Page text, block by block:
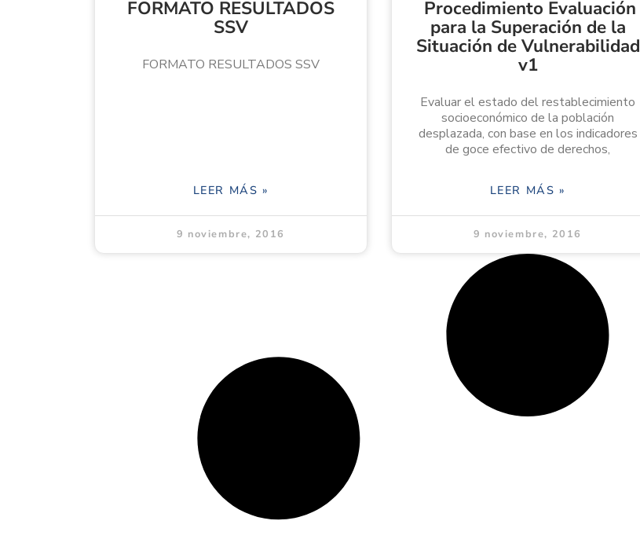
FORMATO RESULTADOS
SSV
FORMATO RESULTADOS SSV
LEER MÁS »
9 noviembre, 2016
Procedimiento Evaluación
para la Superación de la
Situación de Vulnerabilidad
v1
Evaluar el estado del restablecimiento
socioeconómico de la población
desplazada, con base en los indicadores
de goce efectivo de derechos,
LEER MÁS »
9 noviembre, 2016